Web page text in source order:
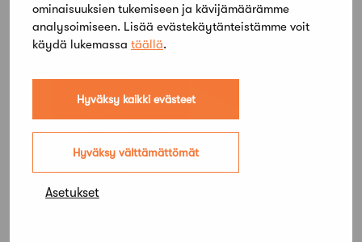
ominaisuuksien tukemiseen ja kävijämäärämme
analysoimiseen. Lisää evästekäytänteistämme voit
käydä lukemassa täällä.
Hyväksy kaikki evästeet
Hyväksy välttämättömät
Asetukset